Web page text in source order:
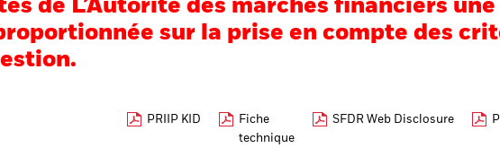
de L’Autorité des marchés financiers une
sur la prise en compte des
PRIIP KID
Fiche
technique
SFDR Web Disclosure